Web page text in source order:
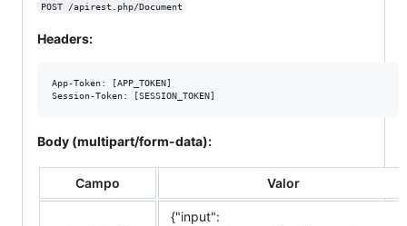
POST /apirest.php/Document
Headers:
App-Token: [APP_TOKEN]
Body (multipart/form-data):
Campo Valor
{"input":